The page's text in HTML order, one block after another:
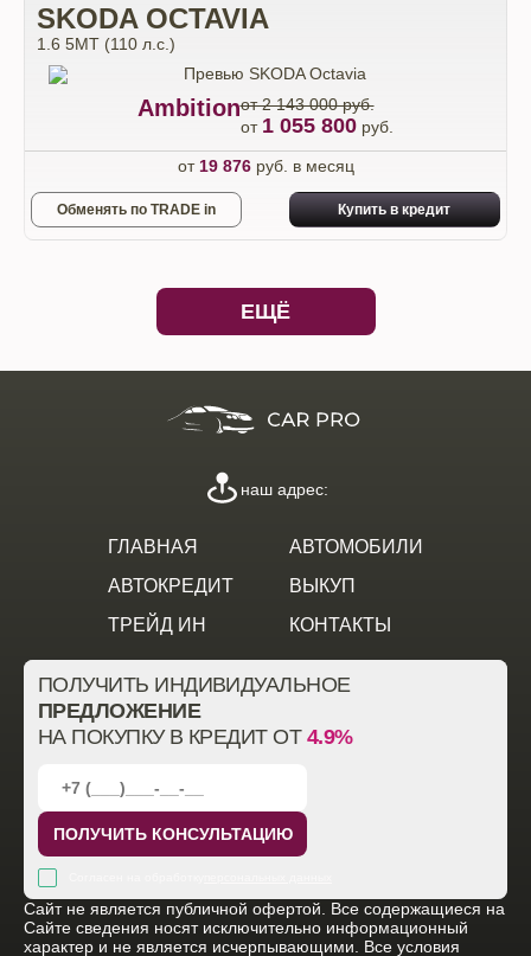
SKODA OCTAVIA
1.6 5МТ (110 л.с.)
Ambitionот 2 143 000 руб.
от 1 055 800руб.
от 19 876руб. в месяц
Обменять по TRADE in Купить в кредит
ЕЩЁ
ГЛАВНАЯ
АВТОМОБИЛИ
АВТОКРЕДИТ
ВЫКУП
ТРЕЙД ИН
КОНТАКТЫ
наш адрес:
ПОЛУЧИТЬ ИНДИВИДУАЛЬНОЕ
ПРЕДЛОЖЕНИЕ
НА ПОКУПКУ В КРЕДИТ ОТ 4.9%
ПОЛУЧИТЬ КОНСУЛЬТАЦИЮ
Cайт не является публичной офертой. Все содержащиеся на
Сайте сведения носят исключительно информационный
характер и не является исчерпывающими. Все условия